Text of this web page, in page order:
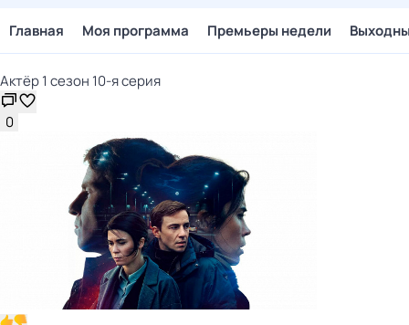
Главная Моя программа Премьеры недели
Актёр 1 сезон 10-я серия
0